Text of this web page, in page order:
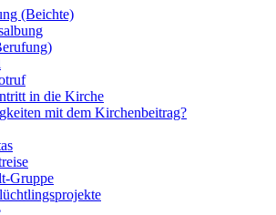
(Beichte)
in die Kirche
mit dem Kirchenbeitrag?
Gruppe